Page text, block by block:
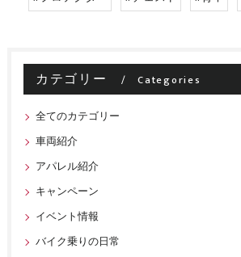
カテゴリー Categories
全てのカテゴリー
車両紹介
アパレル紹介
キャンペーン
イベント情報
バイク乗りの日常